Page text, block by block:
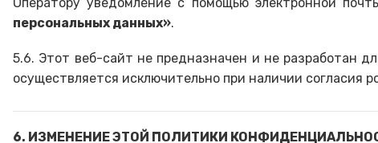
персональных данных».
5.6. Этот веб-сайт не предназначен и не разработан
осуществляется исключительно при наличии согласия
6. ИЗМЕНЕНИЕ ЭТОЙ ПОЛИТИКИ